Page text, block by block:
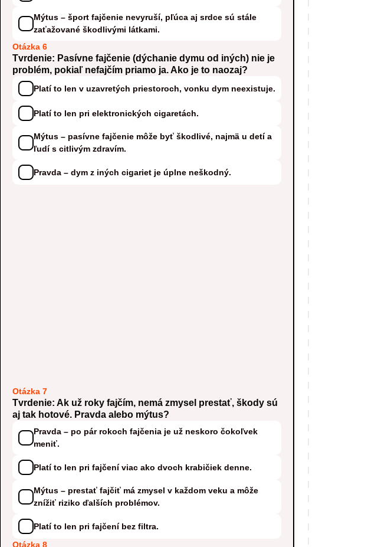
Mýtus – šport fajčenie nevyruší, pľúca aj srdce sú stále
zaťažované škodlivými látkami.
Otázka 6
Tvrdenie: Pasívne fajčenie (dýchanie dymu od iných) nie je
problém, pokiaľ nefajčím priamo ja. Ako je to naozaj?
Platí to len v uzavretých priestoroch, vonku dym neexistuje.
Platí to len pri elektronických cigaretách.
Mýtus – pasívne fajčenie môže byť škodlivé, najmä u detí a
ľudí s citlivým zdravím.
Pravda – dym z iných cigariet je úplne neškodný.
Otázka 7
Tvrdenie: Ak už roky fajčím, nemá zmysel prestať, škody sú
aj tak hotové. Pravda alebo mýtus?
Pravda – po pár rokoch fajčenia je už neskoro čokoľvek
meniť.
Platí to len pri fajčení viac ako dvoch krabičiek denne.
Mýtus – prestať fajčiť má zmysel v každom veku a môže
znížiť riziko ďalších problémov.
Platí to len pri fajčení bez filtra.
Otázka 8